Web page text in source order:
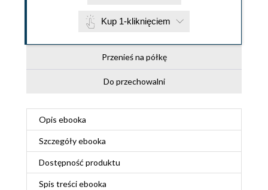
Kup 1-kliknięciem
Przenieś na półkę
Do przechowalni
Opis ebooka
Szczegółyebooka
Dostępność produktu
Spis treściebooka